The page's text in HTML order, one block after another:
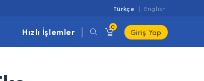
Türkçe English
Hızlı İşlemler
0
Giriş Yap